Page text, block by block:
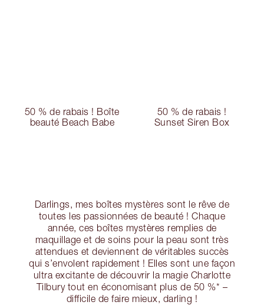
50 % de rabais ! Boîte
beauté Beach Babe
50 % de rabais !
Sunset Siren Box
Darlings, mes boîtes mystères sont le rêve de
toutes les passionnées de beauté ! Chaque
année, ces boîtes mystères remplies de
maquillage et de soins pour la peau sont très
attendues et deviennent de véritables succès
qui s’envolent rapidement ! Elles sont une façon
ultra excitante de découvrir la magie Charlotte
Tilbury tout en économisant plus de 50 %* –
difficile de faire mieux, darling !